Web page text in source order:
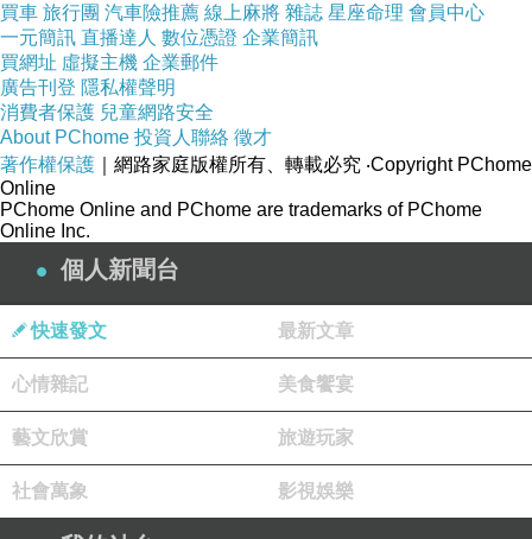
【試穿心得報
告】
此款版型正常，
棉質有彈性，胸
圍建議34吋內。
MODE尺寸：小
茹身高163cm，
體重45，肩寬
36cm、三圍
32(C)、23、
買車 旅行團 汽車險推薦 線上麻將 雜誌 星座命理 會員中心
一元簡訊 直播達人 數位憑證 企業簡訊
買網址 虛擬主機 企業郵件
廣告刊登 隱私權聲明
消費者保護 兒童網路安全
About PChome 投資人聯絡 徵才
著作權保護 ｜網路家庭版權所有、轉載必究 ‧Copyright PChome
Online
PChome Online and PChome are trademarks of PChome
Online Inc.
個人新聞台
快速發文 最新文章
心情雜記 美食饗宴
藝文欣賞 旅遊玩家
社會萬象 影視娛樂